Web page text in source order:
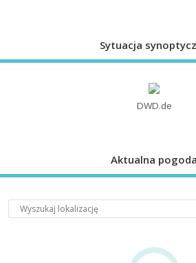
Sytuacja
DWD.de
Aktualna pogoda